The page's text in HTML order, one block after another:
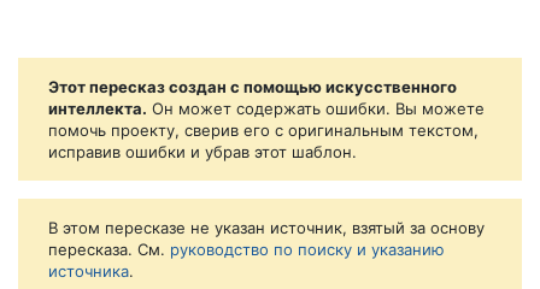
Этот пересказ создан с помощью искусственного
интеллекта. Он может содержать ошибки. Вы можете
помочь проекту, сверив его с оригинальным текстом,
исправив ошибки и убрав этот шаблон.
В этом пересказе не указан источник, взятый за основу
пересказа. См. руководство по поиску и указанию
источника.